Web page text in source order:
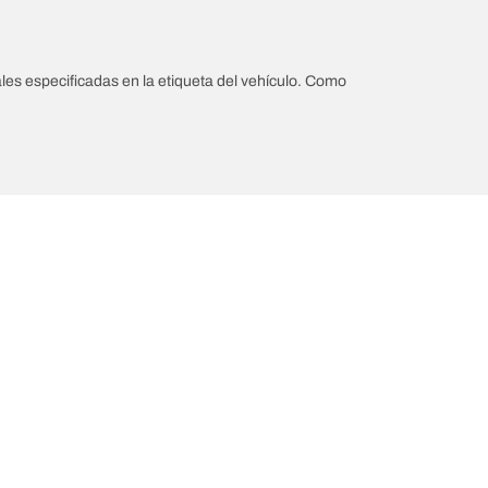
especificadas en la etiqueta del vehículo. Como